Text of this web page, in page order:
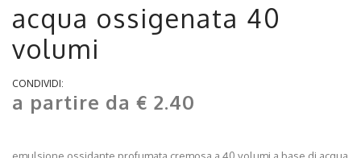
acqua ossigenata 40
volumi
CONDIVIDI:
a partire da € 2.40
emulsione ossidante profumata cremosa a 40 volumi a base di acqua